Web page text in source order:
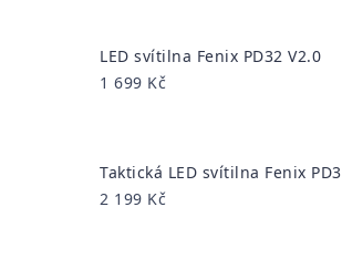
LED svítilna Fenix PD32 V2.0
1 699 Kč
Taktická LED svítilna Fenix
2 199 Kč